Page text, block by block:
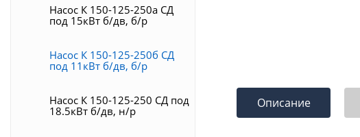
Насос К 150-125-250а СД
под 15кВт б/дв, б/р
Насос К 150-125-250б СД
под 11кВт б/дв, б/р
Насос К 150-125-250 СД под
18.5кВт б/дв, н/р
Описание